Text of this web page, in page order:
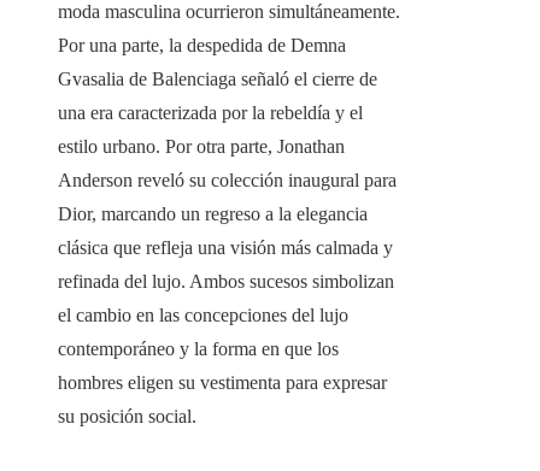
moda masculina ocurrieron simultáneamente.
Por una parte, la despedida de Demna
Gvasalia de Balenciaga señaló el cierre de
una era caracterizada por la rebeldía y el
estilo urbano. Por otra parte, Jonathan
Anderson reveló su colección inaugural para
Dior, marcando un regreso a la elegancia
clásica que refleja una visión más calmada y
refinada del lujo. Ambos sucesos simbolizan
el cambio en las concepciones del lujo
contemporáneo y la forma en que los
hombres eligen su vestimenta para expresar
su posición social.